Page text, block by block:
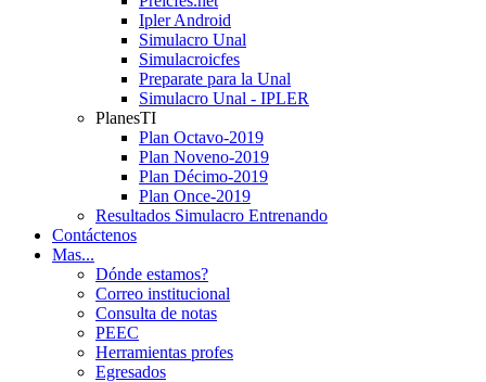
Ipler Android
Simulacro Unal
Simulacroicfes
Preparate para la Unal
Simulacro Unal - IPLER
PlanesTI
Plan Octavo-2019
Plan Noveno-2019
Plan Décimo-2019
Plan Once-2019
Resultados Simulacro Entrenando
Contáctenos
Mas...
Dónde estamos?
Correo institucional
Consulta de notas
PEEC
Herramientas profes
Egresados